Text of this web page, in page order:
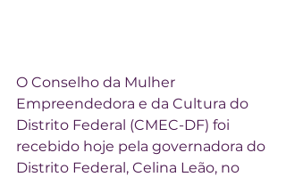
O Conselho da Mulher
Empreendedora e da Cultura do
Distrito Federal (CMEC-DF) foi
recebido hoje pela governadora do
Distrito Federal, Celina Leão, no